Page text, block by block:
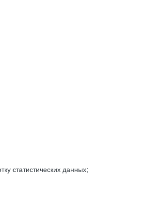
статистических данных;